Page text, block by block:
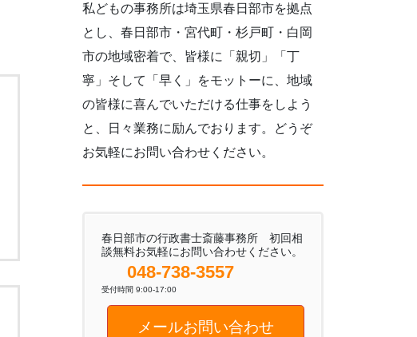
私どもの事務所は埼玉県春日部市を拠点
とし、春日部市・宮代町・杉戸町・白岡
市の地域密着で、皆様に「親切」「丁
寧」そして「早く」をモットーに、地域
の皆様に喜んでいただける仕事をしよう
と、日々業務に励んでおります。どうぞ
お気軽にお問い合わせください。
春日部市の行政書士斎藤事務所 初回相
談無料お気軽にお問い合わせください。
048-738-3557
受付時間 9:00-17:00
メールお問い合わせ